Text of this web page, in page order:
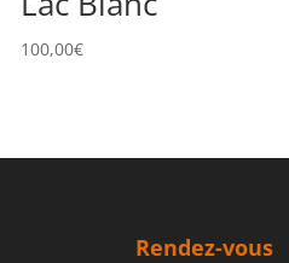
100,00€
Rendez-vous